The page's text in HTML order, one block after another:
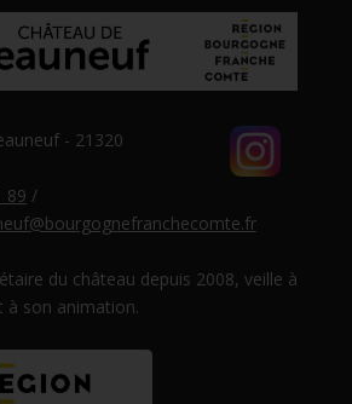
- 21320
89 /
du château depuis 2008, veille à
à son animation.